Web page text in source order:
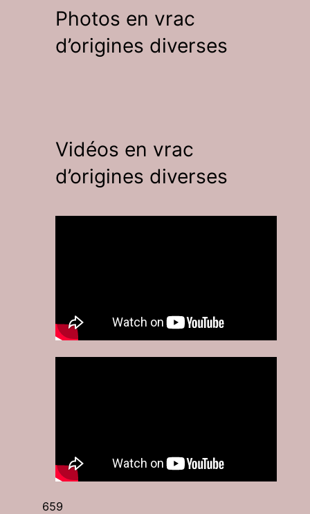
Photos en vrac
d’origines diverses
Vidéos en vrac
d’origines diverses
659